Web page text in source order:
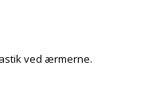
ved ærmerne.